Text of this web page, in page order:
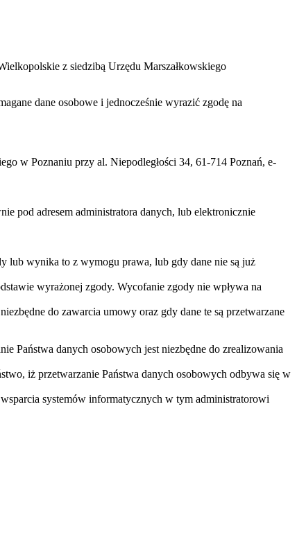
z siedzibą Urzędu Marszałkowskiego
dane osobowe i jednocześnie wyrazić zgodę na
w Poznaniu przy al. Niepodległości 34, 61-714 Poznań, e-
pod adresem administratora danych, lub elektronicznie
lub wynika to z wymogu prawa, lub gdy dane nie są już
wyrażonej zgody. Wycofanie zgody nie wpływa na
do zawarcia umowy oraz gdy dane te są przetwarzane
Państwa danych osobowych jest niezbędne do zrealizowania
iż przetwarzanie Państwa danych osobowych odbywa się w
systemów informatycznych w tym administratorowi